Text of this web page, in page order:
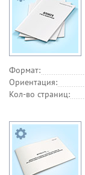
Формат:
Ориентация:
Кол-во страниц: